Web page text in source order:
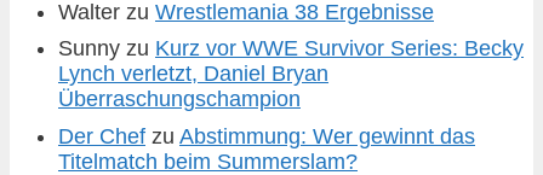
Walter zu Wrestlemania 38 Ergebnisse
Sunny zu Kurz vor WWE Survivor Series: Becky
Lynch verletzt, Daniel Bryan
Überraschungschampion
Der Chef zu Abstimmung: Wer gewinnt das
Titelmatch beim Summerslam?